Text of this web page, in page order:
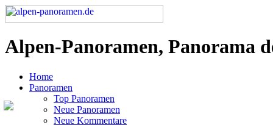
Alpen-Panoramen, Panorama
Home
Panoramen
Top Panoramen
Neue Panoramen
Neue Kommentare